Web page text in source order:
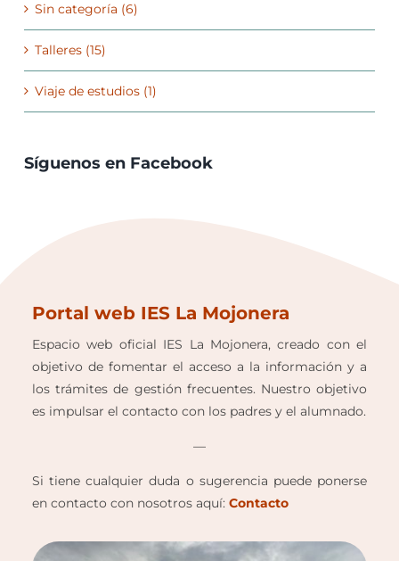
Sin categoría (6)
Talleres (15)
Viaje de estudios (1)
Síguenos en Facebook
Portal web IES La Mojonera
Espacio web oficial IES La Mojonera, creado con el
objetivo de fomentar el acceso a la información y a
los trámites de gestión frecuentes. Nuestro objetivo
es impulsar el contacto con los padres y el alumnado.
—
Si tiene cualquier duda o sugerencia puede ponerse
en contacto con nosotros aquí: Contacto